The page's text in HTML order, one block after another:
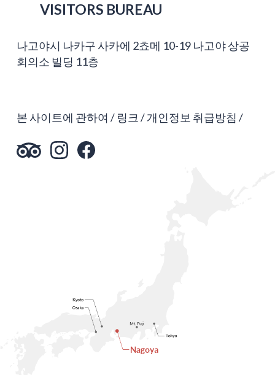
VISITORS BUREAU
나고야시 나카구 사카에 2쵸메 10-19 나고야 상공
회의소 빌딩 11층
본 사이트에 관하여 링크 개인정보 취급방침